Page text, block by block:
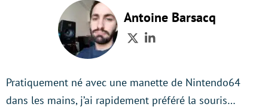
Antoine Barsacq
TwitterLinkedIn
Pratiquement né avec une manette de Nintendo64
dans les mains, j’ai rapidement préféré la souris…